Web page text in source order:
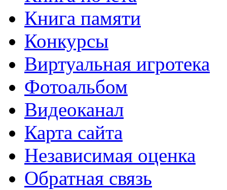
Книга памяти
Конкурсы
Виртуальная игротека
Фотоальбом
Видеоканал
Карта сайта
Независимая оценка
Обратная связь